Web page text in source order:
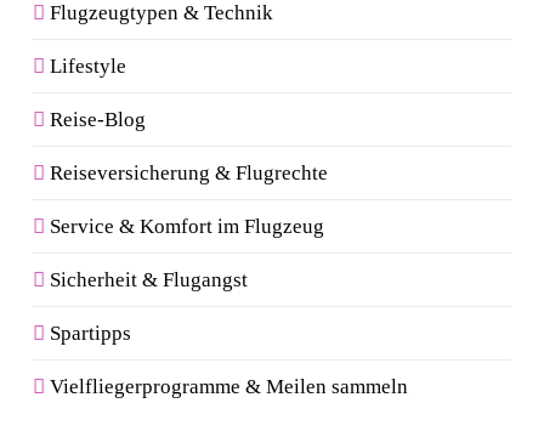
Flugzeugtypen & Technik
Lifestyle
Reise-Blog
Reiseversicherung & Flugrechte
Service & Komfort im Flugzeug
Sicherheit & Flugangst
Spartipps
Vielfliegerprogramme & Meilen sammeln